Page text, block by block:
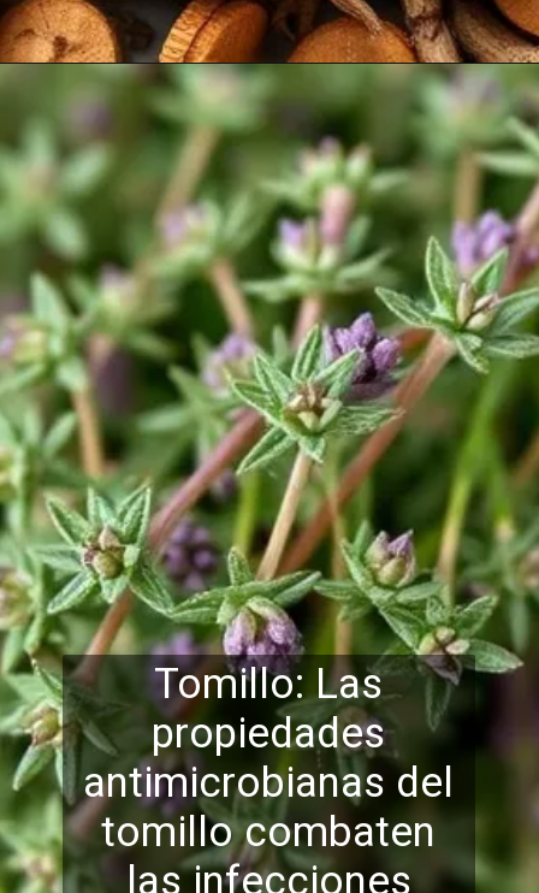
Tomillo: Las
propiedades
antimicrobianas del
tomillo combaten
las infecciones